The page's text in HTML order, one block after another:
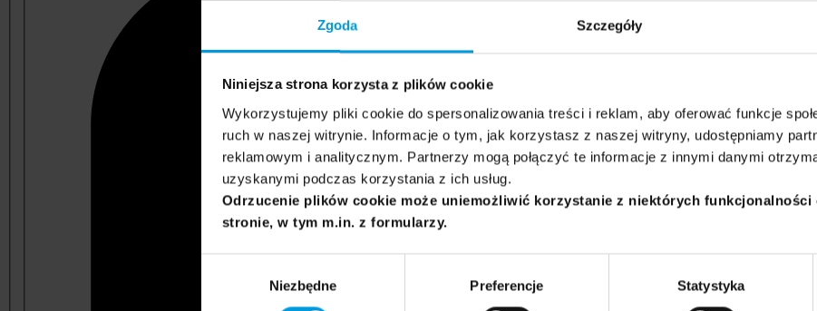
Zgoda Szczegóły
Niniejsza strona korzysta z plików cookie
Wykorzystujemy pliki cookie do spersonalizowania treści i reklam, aby oferować funkcje
ruch w naszej witrynie. Informacje o tym, jak korzystasz z naszej witryny, udostępniamy
reklamowym i analitycznym. Partnerzy mogą połączyć te informacje z innymi danymi
uzyskanymi podczas korzystania z ich usług.
Odrzucenie plików cookie może uniemożliwić korzystanie z niektórych funkcjonalności
stronie, w tym m.in. z formularzy.
Niezbędne Preferencje Statystyka